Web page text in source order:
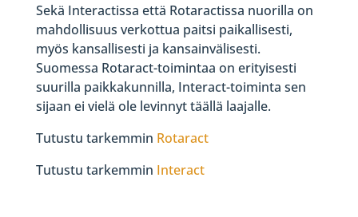
Sekä Interactissa että Rotaractissa nuorilla on
mahdollisuus verkottua paitsi paikallisesti,
myös kansallisesti ja kansainvälisesti.
Suomessa Rotaract-toimintaa on erityisesti
suurilla paikkakunnilla, Interact-toiminta sen
sijaan ei vielä ole levinnyt täällä laajalle.
Tutustu tarkemmin Rotaract
Tutustu tarkemmin Interact